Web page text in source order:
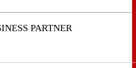
PARTNER